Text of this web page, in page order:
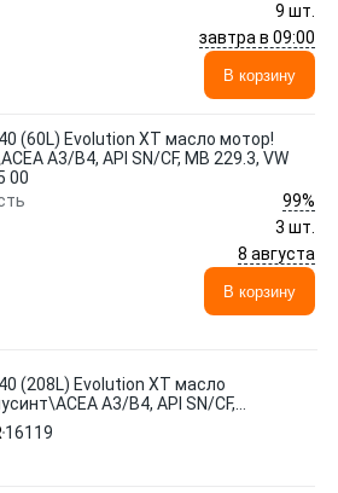
9 шт.
завтра в 09:00
В корзину
(60L) Evolution XT масло мотор!
A3/B4, API SN/CF, MB 229.3, VW
00
99%
3 шт.
8 августа
В корзину
(208L) Evolution XT масло
A3/B4, API SN/CF,
502 00/50500
16119